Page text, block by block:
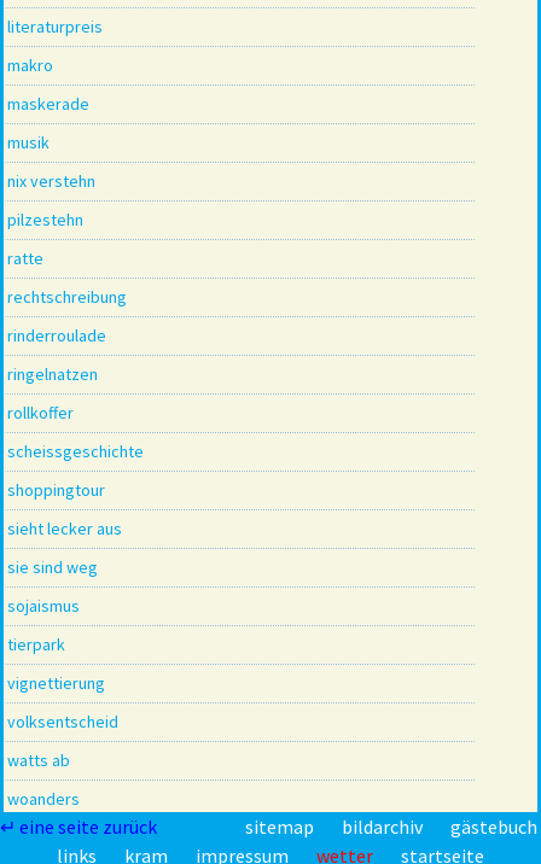
literaturpreis
makro
maskerade
musik
nix verstehn
pilzestehn
ratte
rechtschreibung
rinderroulade
ringelnatzen
rollkoffer
scheissgeschichte
shoppingtour
sieht lecker aus
sie sind weg
sojaismus
tierpark
vignettierung
volksentscheid
watts ab
woanders
Zimmerpflanzen
↵ eine seite zurück sitemap bildarchiv
gästebuch
links
kram impressum wetter startseite